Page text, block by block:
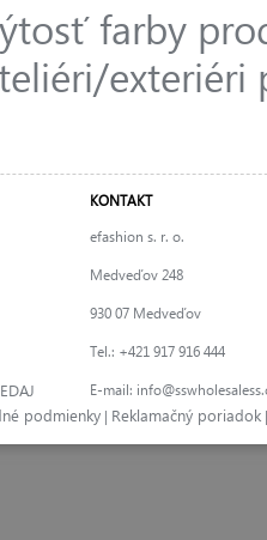
farby
exteriéri
KONTAKT
efashion s. r. o.
Medveďov 248
930 07 Medveďov
Tel.: +421 917 916 444
E-mail:
podmienky | Reklamačný poriadok